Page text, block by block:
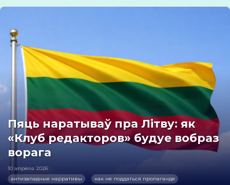
Пяць наратываў пра Літву: як
«Клуб редакторов» будуе вобраз
ворага
10 апреля 2026
антизападные нарративы
как не поддаться пропаганде